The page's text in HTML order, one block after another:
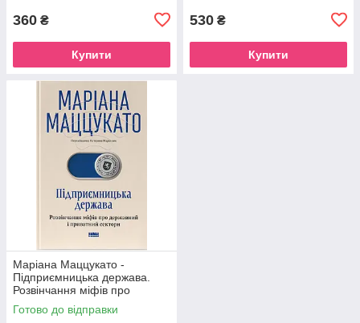
360 ₴
Купити
530 ₴
Купити
Маріана Маццукато -
Підприємницька держава.
Розвінчання міфів про
державний і приватний
сектори
Готово до відправки